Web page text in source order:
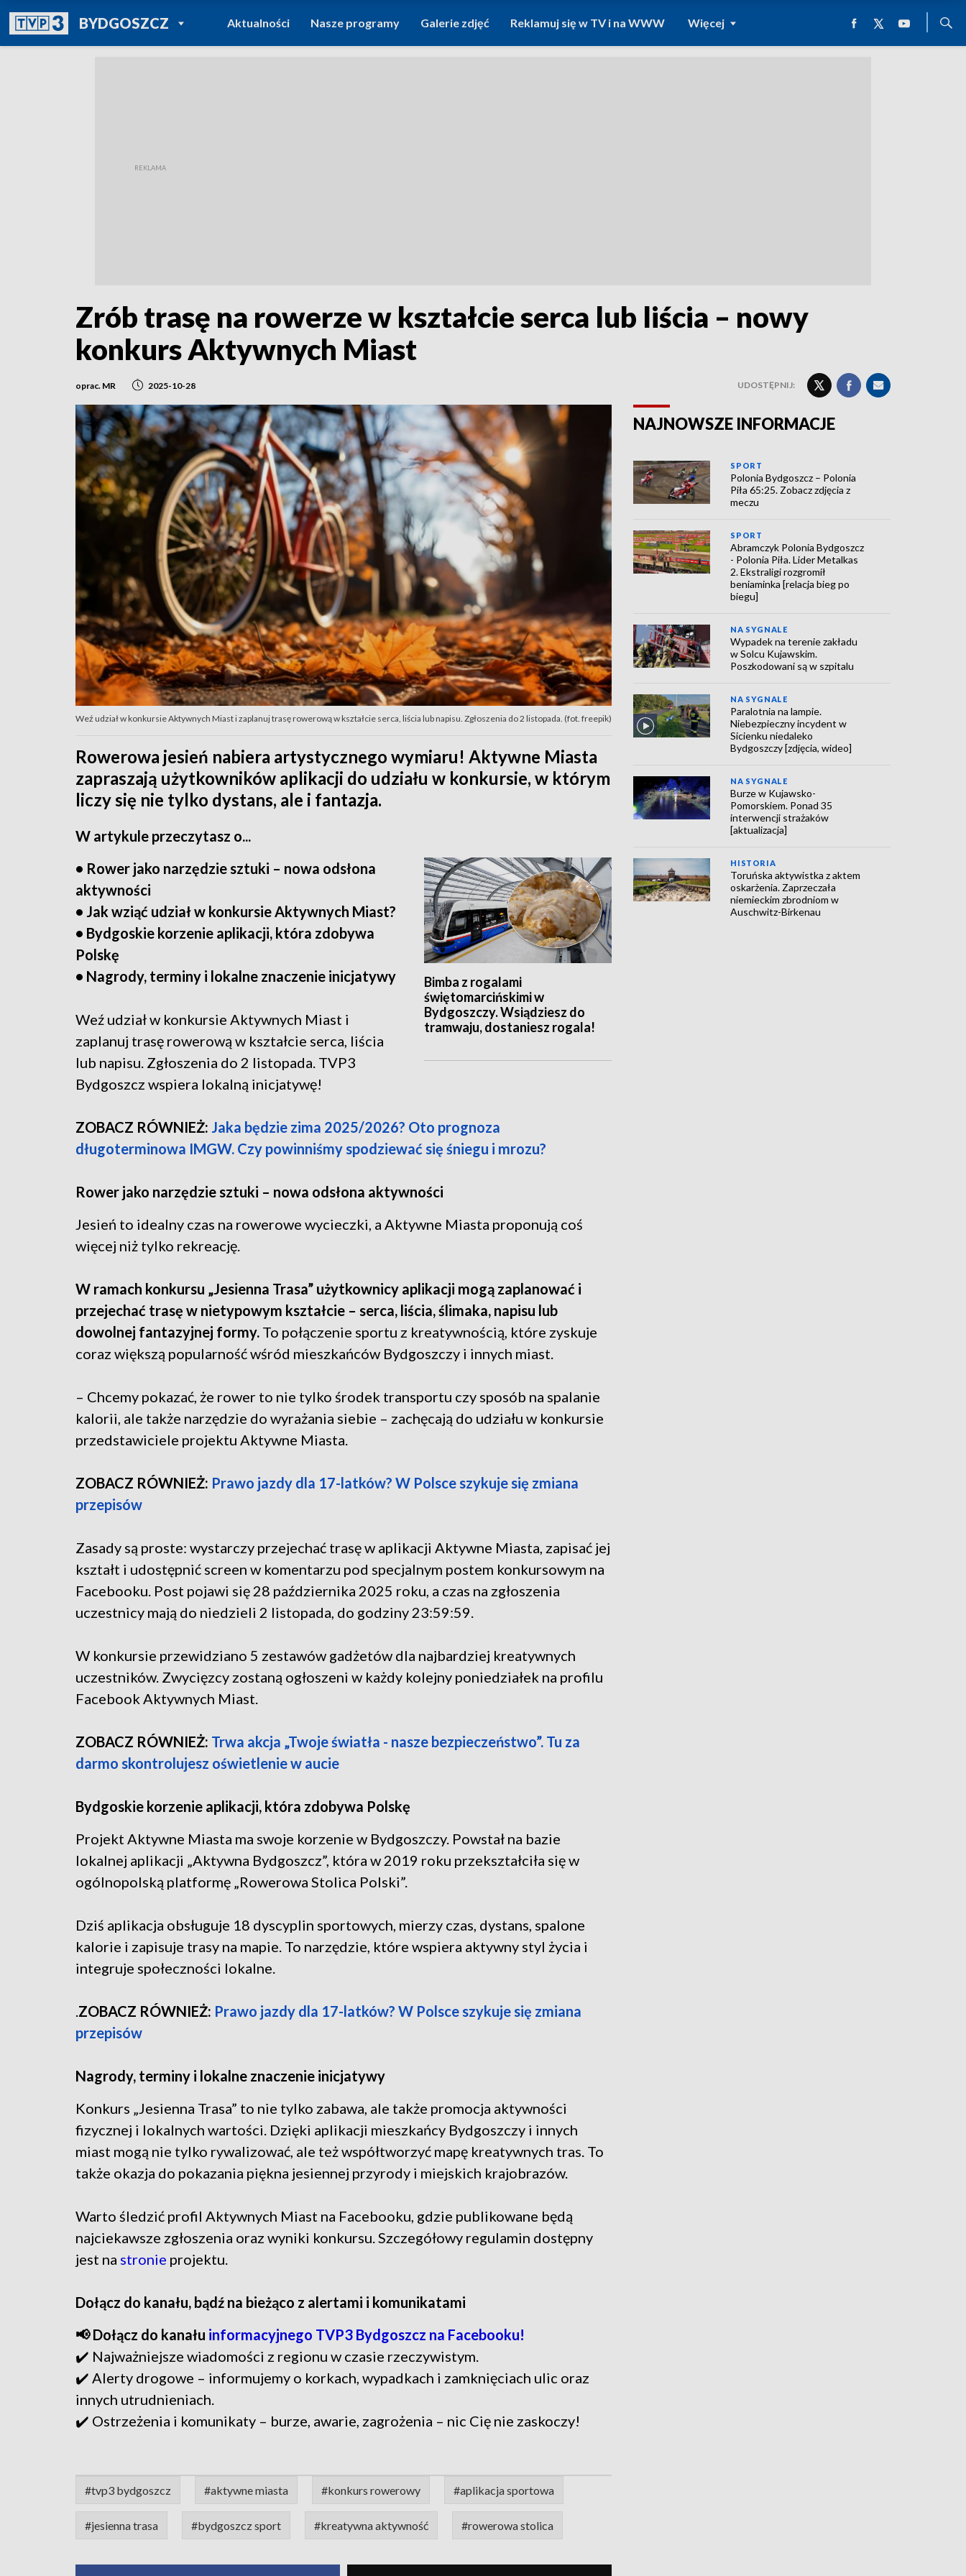
BYDGOSZCZPOWRÓT DO
TVP REGIONY
Aktualności Nasze programy Galerie zdjęć Reklamuj się w TV i na WWW Więcej
Zrób trasę na rowerze w kształcie serca lub liścia – nowy
konkurs Aktywnych Miast
oprac. MR 2025-10-28 UDOSTĘPNIJ:
Weź udział w konkursie Aktywnych Miast i zaplanuj trasę rowerową w kształcie serca, liścia lub napisu. Zgłoszenia do 2 listopada. (fot. freepik)
Rowerowa jesień nabiera artystycznego wymiaru! Aktywne Miasta
zapraszają użytkowników aplikacji do udziału w konkursie, w którym
liczy się nie tylko dystans, ale i fantazja.
W artykule przeczytasz o...
Bimba z rogalami
świętomarcińskimi w
Bydgoszczy. Wsiądziesz do
tramwaju, dostaniesz rogala!
• Rower jako narzędzie sztuki – nowa odsłona
aktywności
• Jak wziąć udział w konkursie Aktywnych Miast?
• Bydgoskie korzenie aplikacji, która zdobywa
Polskę
• Nagrody, terminy i lokalne znaczenie inicjatywy
Weź udział w konkursie Aktywnych Miast i
zaplanuj trasę rowerową w kształcie serca, liścia
lub napisu. Zgłoszenia do 2 listopada. TVP3
Bydgoszcz wspiera lokalną inicjatywę!
ZOBACZ RÓWNIEŻ: Jaka będzie zima 2025/2026? Oto prognoza
długoterminowa IMGW. Czy powinniśmy spodziewać się śniegu i mrozu?
Rower jako narzędzie sztuki – nowa odsłona aktywności
Jesień to idealny czas na rowerowe wycieczki, a Aktywne Miasta proponują coś
więcej niż tylko rekreację.
W ramach konkursu „Jesienna Trasa” użytkownicy aplikacji mogą zaplanować i
przejechać trasę w nietypowym kształcie – serca, liścia, ślimaka, napisu lub
dowolnej fantazyjnej formy. To połączenie sportu z kreatywnością, które zyskuje
coraz większą popularność wśród mieszkańców Bydgoszczy i innych miast.
– Chcemy pokazać, że rower to nie tylko środek transportu czy sposób na spalanie
kalorii, ale także narzędzie do wyrażania siebie – zachęcają do udziału w konkursie
przedstawiciele projektu Aktywne Miasta.
ZOBACZ RÓWNIEŻ: Prawo jazdy dla 17-latków? W Polsce szykuje się zmiana
przepisów
Zasady są proste: wystarczy przejechać trasę w aplikacji Aktywne Miasta, zapisać jej
kształt i udostępnić screen w komentarzu pod specjalnym postem konkursowym na
Facebooku. Post pojawi się 28 października 2025 roku, a czas na zgłoszenia
uczestnicy mają do niedzieli 2 listopada, do godziny 23:59:59.
W konkursie przewidziano 5 zestawów gadżetów dla najbardziej kreatywnych
uczestników. Zwycięzcy zostaną ogłoszeni w każdy kolejny poniedziałek na profilu
Facebook Aktywnych Miast.
ZOBACZ RÓWNIEŻ: Trwa akcja „Twoje światła - nasze bezpieczeństwo”. Tu za
darmo skontrolujesz oświetlenie w aucie
Bydgoskie korzenie aplikacji, która zdobywa Polskę
Projekt Aktywne Miasta ma swoje korzenie w Bydgoszczy. Powstał na bazie
lokalnej aplikacji „Aktywna Bydgoszcz”, która w 2019 roku przekształciła się w
ogólnopolską platformę „Rowerowa Stolica Polski”.
Dziś aplikacja obsługuje 18 dyscyplin sportowych, mierzy czas, dystans, spalone
kalorie i zapisuje trasy na mapie. To narzędzie, które wspiera aktywny styl życia i
integruje społeczności lokalne.
.ZOBACZ RÓWNIEŻ: Prawo jazdy dla 17-latków? W Polsce szykuje się zmiana
przepisów
Nagrody, terminy i lokalne znaczenie inicjatywy
Konkurs „Jesienna Trasa” to nie tylko zabawa, ale także promocja aktywności
fizycznej i lokalnych wartości. Dzięki aplikacji mieszkańcy Bydgoszczy i innych
miast mogą nie tylko rywalizować, ale też współtworzyć mapę kreatywnych tras. To
także okazja do pokazania piękna jesiennej przyrody i miejskich krajobrazów.
Warto śledzić profil Aktywnych Miast na Facebooku, gdzie publikowane będą
najciekawsze zgłoszenia oraz wyniki konkursu. Szczegółowy regulamin dostępny
jest na stronie projektu.
Dołącz do kanału, bądź na bieżąco z alertami i komunikatami
📢 Dołącz do kanału informacyjnego TVP3 Bydgoszcz na Facebooku!
✔️ Najważniejsze wiadomości z regionu w czasie rzeczywistym.
✔️ Alerty drogowe – informujemy o korkach, wypadkach i zamknięciach ulic oraz
innych utrudnieniach.
✔️ Ostrzeżenia i komunikaty – burze, awarie, zagrożenia – nic Cię nie zaskoczy!
#tvp3 bydgoszcz #aktywne miasta #konkurs rowerowy #aplikacja sportowa
#jesienna trasa #bydgoszcz sport #kreatywna aktywność #rowerowa stolica
NAJNOWSZE INFORMACJE
SPORT
Polonia Bydgoszcz – Polonia
Piła 65:25. Zobacz zdjęcia z
meczu
SPORT
Abramczyk Polonia Bydgoszcz
- Polonia Piła. Lider Metalkas
2. Ekstraligi rozgromił
beniaminka [relacja bieg po
biegu]
NA SYGNALE
Wypadek na terenie zakładu
w Solcu Kujawskim.
Poszkodowani są w szpitalu
NA SYGNALE
Paralotnia na lampie.
Niebezpieczny incydent w
Sicienku niedaleko
Bydgoszczy [zdjęcia, wideo]
NA SYGNALE
Burze w Kujawsko-
Pomorskiem. Ponad 35
interwencji strażaków
[aktualizacja]
HISTORIA
Toruńska aktywistka z aktem
oskarżenia. Zaprzeczała
niemieckim zbrodniom w
Auschwitz-Birkenau